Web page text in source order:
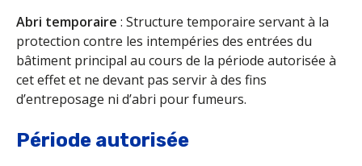
Abri temporaire : Structure temporaire servant à la
protection contre les intempéries des entrées du
bâtiment principal au cours de la période autorisée à
cet effet et ne devant pas servir à des fins
d’entreposage ni d’abri pour fumeurs.
Période autorisée